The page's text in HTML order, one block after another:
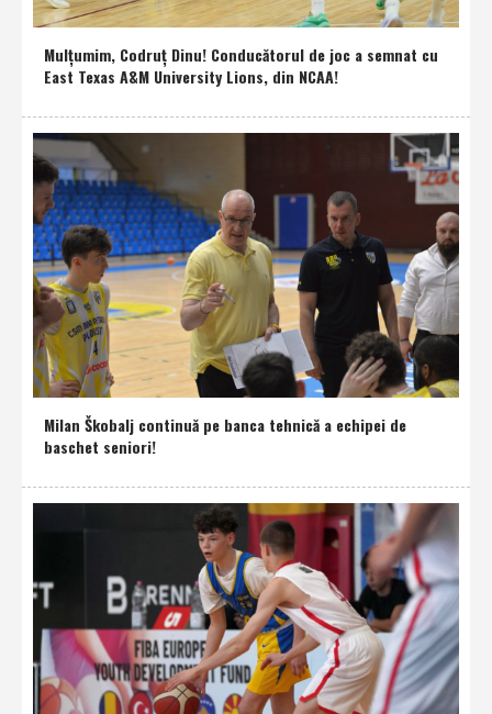
Mulţumim, Codruţ Dinu! Conducătorul de joc a semnat cu
East Texas A&M University Lions, din NCAA!
Milan Škobalj continuă pe banca tehnică a echipei de
baschet seniori!